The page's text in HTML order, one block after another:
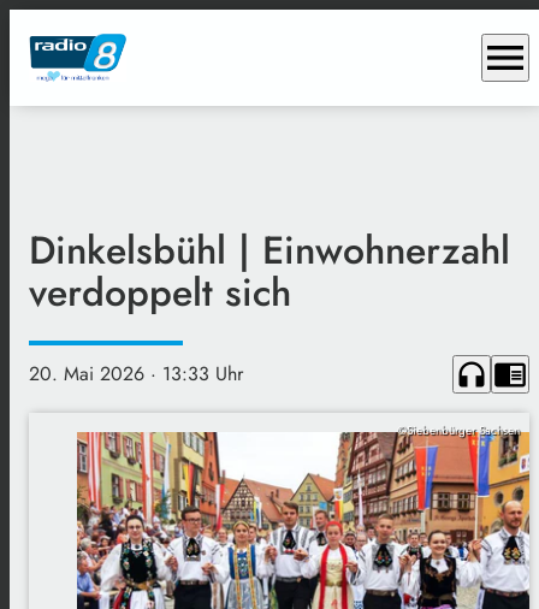
menu
Dinkelsbühl | Einwohnerzahl
verdoppelt sich
20. Mai 2026 · 13:33 Uhr headphones chrome_reader_mode
©Siebenbürger Sachsen